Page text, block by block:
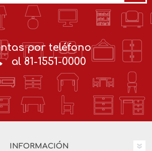
por teléfono
al 81-1551-0000
INFORMACIÓN